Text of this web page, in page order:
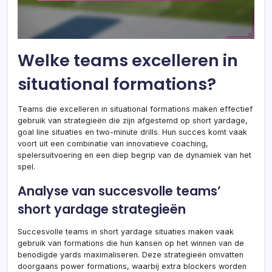
Welke teams excelleren in
situational formations?
Teams die excelleren in situational formations maken effectief
gebruik van strategieën die zijn afgestemd op short yardage,
goal line situaties en two-minute drills. Hun succes komt vaak
voort uit een combinatie van innovatieve coaching,
spelersuitvoering en een diep begrip van de dynamiek van het
spel.
Analyse van succesvolle teams’
short yardage strategieën
Succesvolle teams in short yardage situaties maken vaak
gebruik van formations die hun kansen op het winnen van de
benodigde yards maximaliseren. Deze strategieën omvatten
doorgaans power formations, waarbij extra blockers worden